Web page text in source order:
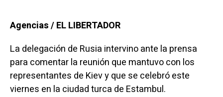
Agencias / EL LIBERTADOR
La delegación de Rusia intervino ante la prensa
para comentar la reunión que mantuvo con los
representantes de Kiev y que se celebró este
viernes en la ciudad turca de Estambul.